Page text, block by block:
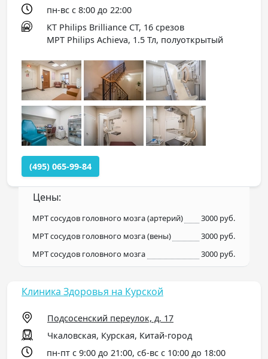
пн-вс с 8:00 до 22:00
КТ Philips Brilliance CT, 16 срезов
МРТ Philips Achieva, 1.5 Тл, полуоткрытый
(495) 065-99-84
Цены:
МРТ сосудов головного мозга (артерий)
3000 руб.
МРТ сосудов головного мозга (вены)
3000 руб.
МРТ сосудов головного мозга
3000 руб.
Клиника Здоровья на Курской
Подсосенский переулок, д. 17
Чкаловская, Курская, Китай-город
пн-пт с 9:00 до 21:00, сб-вс с 10:00 до 18:00